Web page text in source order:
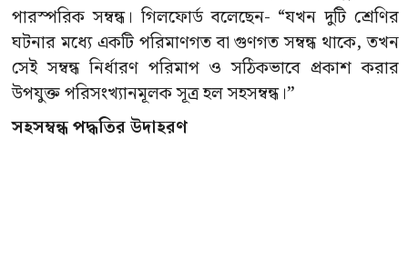
পারস্পরিক সম্বন্ধ। গিলফোর্ড বলেছেন- “যখন দুটি শ্রেণির
ঘটনার মধ্যে একটি পরিমাণগত বা গুণগত সম্বন্ধ থাকে, তখন
সেই সম্বন্ধ নির্ধারণ পরিমাপ ও সঠিকভাবে প্রকাশ করার
উপযুক্ত পরিসংখ্যানমূলক সূত্র হল সহসম্বন্ধ।”
সহসম্বন্ধ পদ্ধতির উদাহরণ